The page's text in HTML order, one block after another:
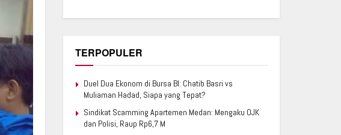
TERPOPULER
Duel Dua Ekonom di Bursa BI: Chatib Basri vs
Muliaman Hadad, Siapa yang Tepat?
Sindikat Scamming Apartemen Medan: Mengaku OJK
dan Polisi, Raup Rp6,7 M